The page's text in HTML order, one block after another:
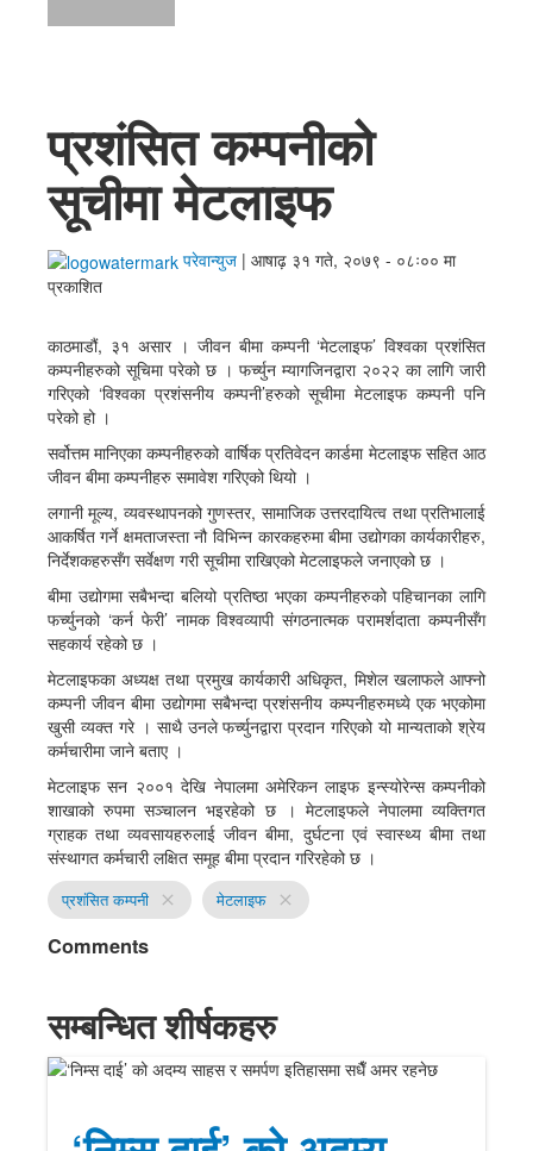
प्रशंसित कम्पनीको
सूचीमा मेटलाइफ
परेवान्युज| आषाढ़ ३१ गते, २०७९ - ०८ः०० मा
प्रकाशित
काठमाडौं, ३१ असार । जीवन बीमा कम्पनी ‘मेटलाइफ’ विश्‍वका प्रशंसित
कम्पनीहरुको सूचिमा परेको छ । फर्च्युन म्यागजिनद्वारा २०२२ का लागि जारी
गरिएको ‘विश्वका प्रशंसनीय कम्पनी’हरुको सूचीमा मेटलाइफ कम्पनी पनि
परेको हो ।
सर्वोत्तम मानिएका कम्पनीहरुको वार्षिक प्रतिवेदन कार्डमा मेटलाइफ सहित आठ
जीवन बीमा कम्पनीहरु समावेश गरिएको थियो ।
लगानी मूल्य, व्यवस्थापनको गुणस्तर, सामाजिक उत्तरदायित्व तथा प्रतिभालाई
आकर्षित गर्ने क्षमताजस्ता नौ विभिन्न कारकहरुमा बीमा उद्योगका कार्यकारीहरु,
निर्देशकहरुसँग सर्वेक्षण गरी सूचीमा राखिएको मेटलाइफले जनाएको छ ।
बीमा उद्योगमा सबैभन्दा बलियो प्रतिष्ठा भएका कम्पनीहरुको पहिचानका लागि
फर्च्युनको ‘कर्न फेरी’ नामक विश्वव्यापी संगठनात्मक परामर्शदाता कम्पनीसँग
सहकार्य रहेको छ ।
मेटलाइफका अध्यक्ष तथा प्रमुख कार्यकारी अधिकृत, मिशेल खलाफले आफ्नो
कम्पनी जीवन बीमा उद्योगमा सबैभन्दा प्रशंसनीय कम्पनीहरुमध्ये एक भएकोमा
खुसी व्यक्त गरे । साथै उनले फर्च्युनद्वारा प्रदान गरिएको यो मान्यताको श्रेय
कर्मचारीमा जाने बताए ।
मेटलाइफ सन २००१ देखि नेपालमा अमेरिकन लाइफ इन्स्योरेन्स कम्पनीको
शाखाको रुपमा सञ्‍चालन भइरहेको छ । मेटलाइफले नेपालमा व्यक्तिगत
ग्राहक तथा व्यवसायहरुलाई जीवन बीमा, दुर्घटना एवं स्वास्थ्य बीमा तथा
संस्थागत कर्मचारी लक्षित समूह बीमा प्रदान गरिरहेको छ ।
प्रशंसित कम्पनी close मेटलाइफ close
Comments
सम्बन्धित शीर्षकहरु